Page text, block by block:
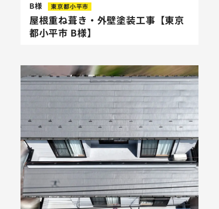
B様 東京都小平市
屋根重ね葺き・外壁塗装工事【東京
都小平市 B様】